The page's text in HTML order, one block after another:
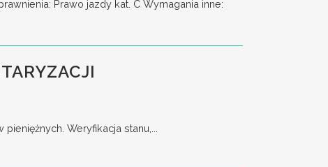
Prawo jazdy kat. C Wymagania inne:
Weryfikacja stanu,...